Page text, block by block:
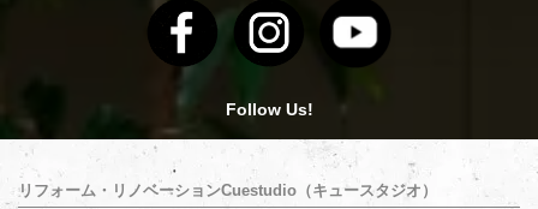
Follow Us!
リフォーム・リノベーションCuestudio（キュースタジオ）